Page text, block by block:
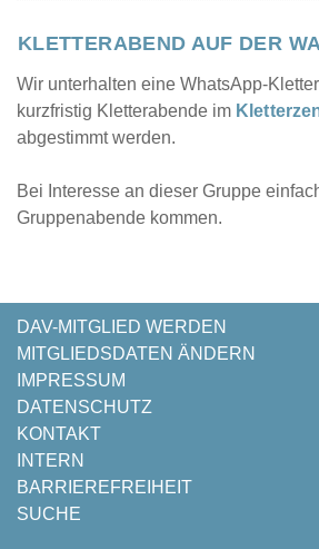
KLETTERABEND AUF DER
Wir unterhalten eine WhatsApp-
kurzfristig Kletterabende im
abgestimmt werden.
Bei Interesse an dieser Gruppe
Gruppenabende kommen.
NAVIGATION
ÜBERSPRINGEN
DAV-MITGLIED WERDEN
MITGLIEDSDATEN ÄNDERN
IMPRESSUM
DATENSCHUTZ
KONTAKT
INTERN
BARRIEREFREIHEIT
SUCHE